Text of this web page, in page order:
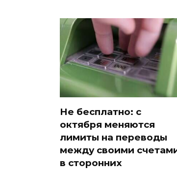
Не бесплатно: с
октября меняются
лимиты на переводы
между своими
в сторонних